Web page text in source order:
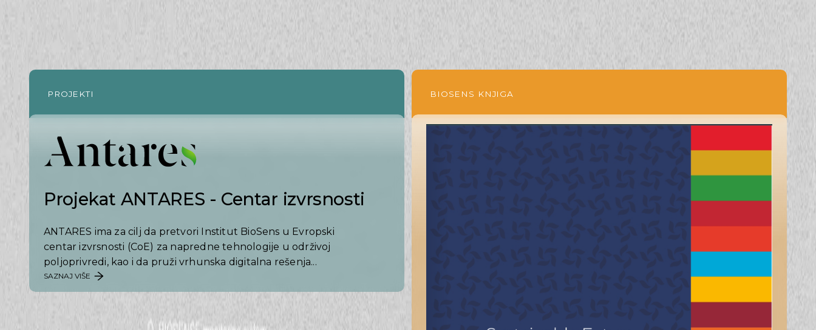
PROJEKTI
Projekat ANTARES - Centar izvrsnosti
ANTARES ima za cilj da pretvori Institut BioSens u Evropski
centar izvrsnosti (CoE) za napredne tehnologije u održivoj
poljoprivredi, kao i da pruži vrhunska digitalna rešenja...
SAZNAJ VIŠE
BIOSENS KNJIGA